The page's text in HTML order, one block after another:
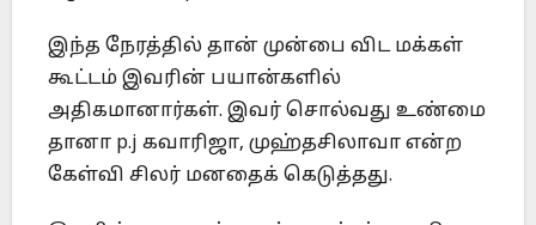
இந்த நேரத்தில் தான் முன்பை விட மக்கள்
கூட்டம் இவரின் பயான்களில்
அதிகமானார்கள். இவர் சொல்வது உண்மை
தானா p.j கவாரிஜா, முஹ்தசிலாவா என்ற
கேள்வி சிலர் மனதைக் கெடுத்தது.